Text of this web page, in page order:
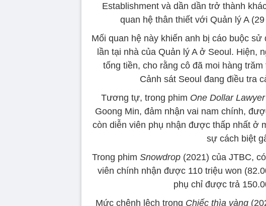
Establishment và dần dần trở thành
quan hệ thân thiết với Quản lý A
Mối quan hệ này khiến anh bị cáo buộc
lần tại nhà của Quản lý A ở Seoul. Hiện,
tống tiền, cho rằng cô đã moi hàng
Cảnh sát Seoul đang điều tra
Tương tự, trong phim One Dollar Lawyer
Goong Min, đảm nhận vai nam chính,
còn diễn viên phụ nhận được thấp nhất ở
sự cách biệt
Trong phim Snowdrop(2021) của JTBC,
viên chính nhận được 110 triệu won
phụ chỉ được trả
Mức chênh lệch trong Chiếc thìa vàng